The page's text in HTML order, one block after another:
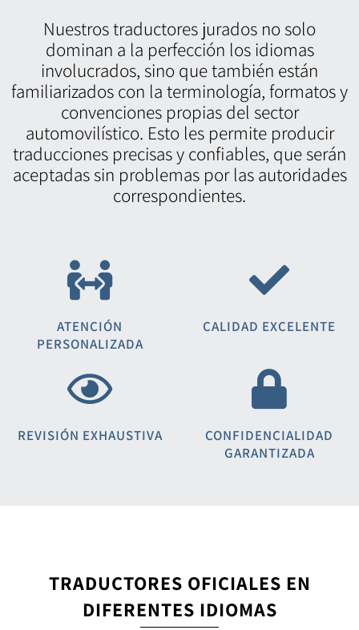
Nuestros traductores jurados no solo
dominan a la perfección los idiomas
involucrados, sino que también están
familiarizados con la terminología, formatos y
convenciones propias del sector
automovilístico. Esto les permite producir
traducciones precisas y confiables, que serán
aceptadas sin problemas por las autoridades
correspondientes.
ATENCIÓN
PERSONALIZADA
CALIDAD EXCELENTE
REVISIÓN EXHAUSTIVA
CONFIDENCIALIDAD
GARANTIZADA
TRADUCTORES OFICIALES EN
DIFERENTES IDIOMAS